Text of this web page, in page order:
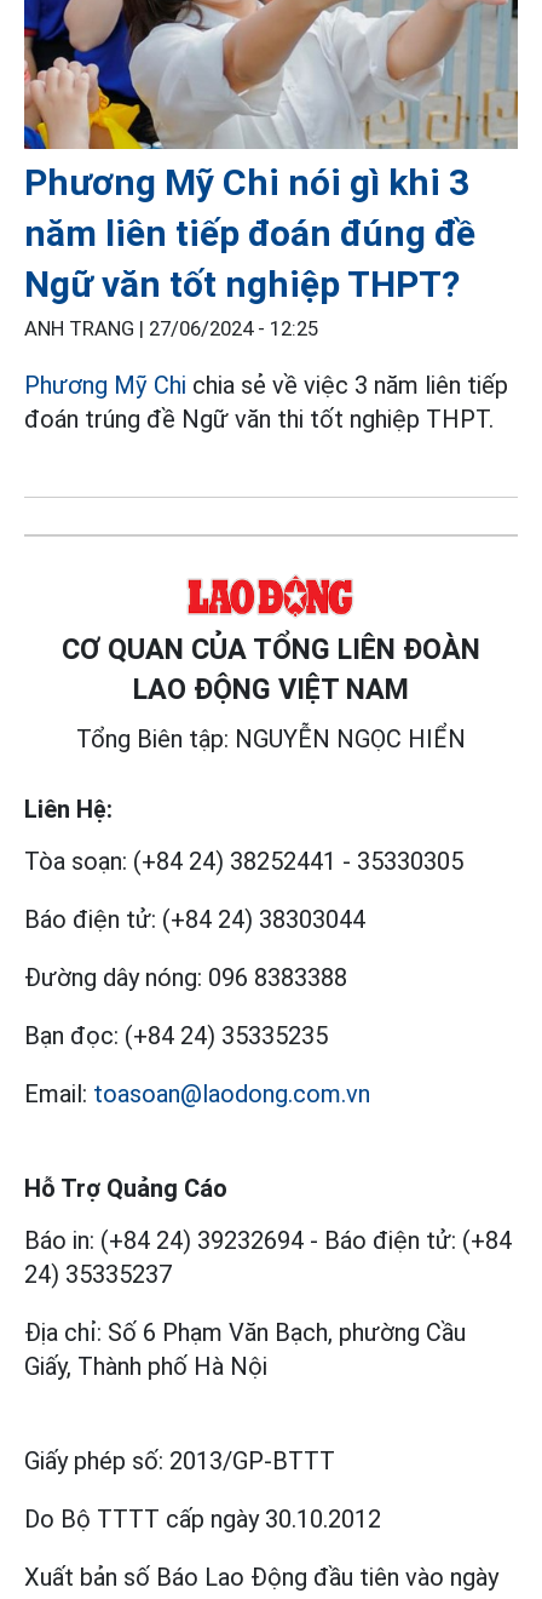
Phương Mỹ Chi nói gì khi 3
năm liên tiếp đoán đúng đề
Ngữ văn tốt nghiệp THPT?
ANH TRANG | 27/06/2024 - 12:25
Phương Mỹ Chi chia sẻ về việc 3 năm liên tiếp
đoán trúng đề Ngữ văn thi tốt nghiệp THPT.
CƠ QUAN CỦA TỔNG LIÊN ĐOÀN
LAO ĐỘNG VIỆT NAM
Tổng Biên tập: NGUYỄN NGỌC HIỂN
Liên Hệ:
Tòa soạn: (+84 24) 38252441 - 35330305
Báo điện tử: (+84 24) 38303044
Đường dây nóng: 096 8383388
Bạn đọc: (+84 24) 35335235
Email: toasoan@laodong.com.vn
Hỗ Trợ Quảng Cáo
Báo in: (+84 24) 39232694 - Báo điện tử: (+84
24) 35335237
Địa chỉ: Số 6 Phạm Văn Bạch, phường Cầu
Giấy, Thành phố Hà Nội
Giấy phép số: 2013/GP-BTTT
Do Bộ TTTT cấp ngày 30.10.2012
Xuất bản số Báo Lao Động đầu tiên vào ngày